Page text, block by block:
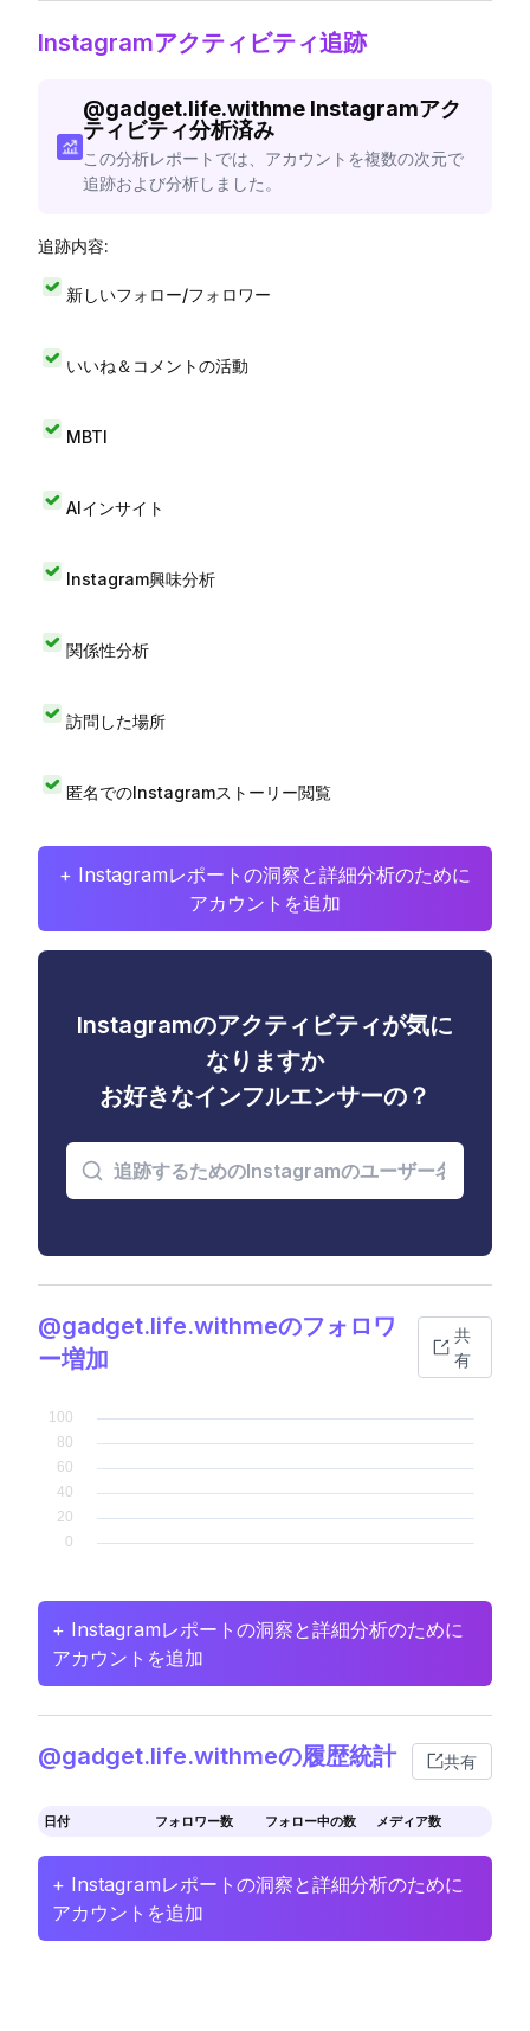
Instagramアクティビティ追跡
@gadget.life.withme Instagramアク
ティビティ分析済み
この分析レポートでは、アカウントを複数の次元で
追跡および分析しました。
追跡内容:
新しいフォロー/フォロワー
いいね＆コメントの活動
MBTI
AIインサイト
Instagram興味分析
関係性分析
訪問した場所
匿名でのInstagramストーリー閲覧
+ Instagramレポートの洞察と詳細分析のために
アカウントを追加
Instagramのアクティビティが気に
なりますか
お好きなインフルエンサーの？
@gadget.life.withmeのフォロワ
ー増加
共
有
+ Instagramレポートの洞察と詳細分析のために
アカウントを追加
@gadget.life.withmeの履歴統計 共有
日付 フォロワー数 フォロー中の数 メディア数
+ Instagramレポートの洞察と詳細分析のために
アカウントを追加